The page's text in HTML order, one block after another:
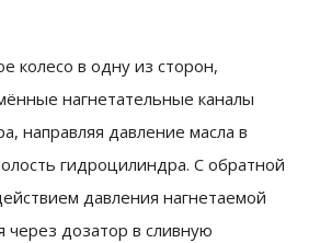
колесо в одну из сторон,
нагнетательные каналы
направляя давление масла в
гидроцилиндра. С обратной
давления нагнетаемой
через дозатор в сливную